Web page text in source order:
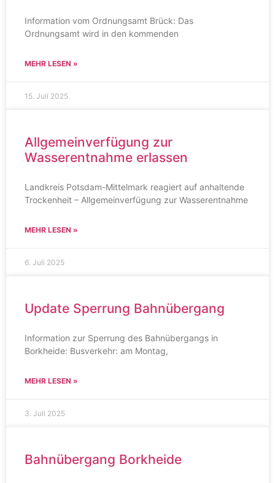
Information vom Ordnungsamt Brück: Das
Ordnungsamt wird in den kommenden
MEHR LESEN »
15. Juli 2025
Allgemeinverfügung zur
Wasserentnahme erlassen
Landkreis Potsdam-Mittelmark reagiert auf anhaltende
Trockenheit – Allgemeinverfügung zur Wasserentnahme
MEHR LESEN »
6. Juli 2025
Update Sperrung Bahnübergang
Information zur Sperrung des Bahnübergangs in
Borkheide: Busverkehr: am Montag,
MEHR LESEN »
3. Juli 2025
Bahnübergang Borkheide